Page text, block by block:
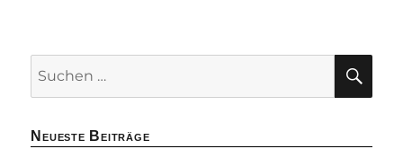
Neueste Beiträge